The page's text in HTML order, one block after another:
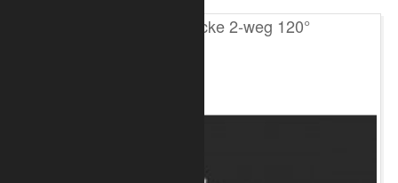
T100 4-Punkt Ecke 2-weg 120°